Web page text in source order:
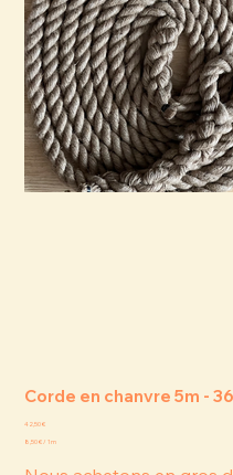
Corde en chanvre 5m -
Prix
42,50 €
8,50 €
8,50 € / 1m